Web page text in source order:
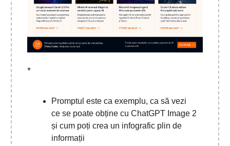
*
Promptul este ca exemplu, ca să vezi
ce se poate obține cu ChatGPT Image 2
și cum poți crea un infografic plin de
informații